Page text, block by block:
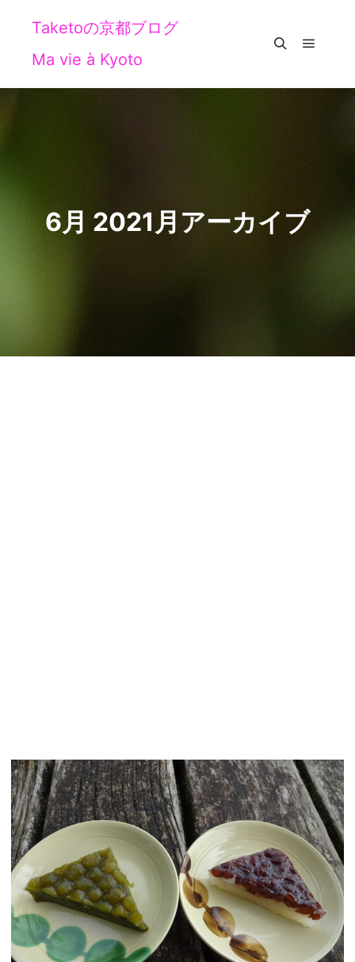
Taketoの京都ブログ
Ma vie à Kyoto
6月 2021 月アーカイブ